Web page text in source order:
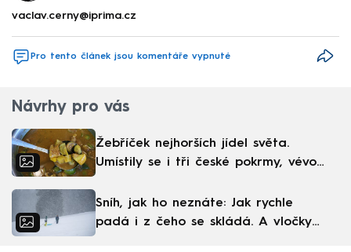
vaclav.cerny@iprima.cz
Pro tento článek jsou komentáře vypnuté
Návrhy pro vás
Žebříček nejhorších jídel světa.
Umístily se i tři české pokrmy, vévodí
Sníh, jak ho neznáte: Jak rychle
padá i z čeho se skládá. A vločky